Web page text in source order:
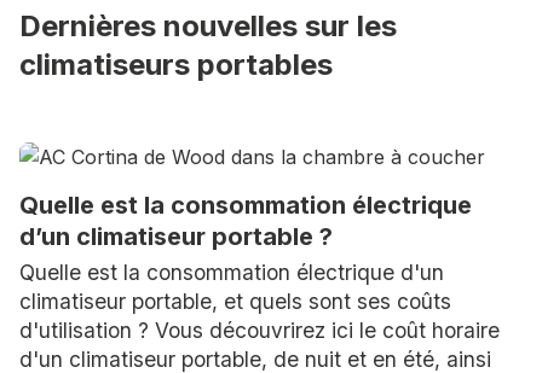
Dernières nouvelles sur les
climatiseurs portables
Quelle est la consommation électrique
d’un climatiseur portable ?
Quelle est la consommation électrique d'un
climatiseur portable, et quels sont ses coûts
d'utilisation ? Vous découvrirez ici le coût horaire
d'un climatiseur portable, de nuit et en été, ainsi